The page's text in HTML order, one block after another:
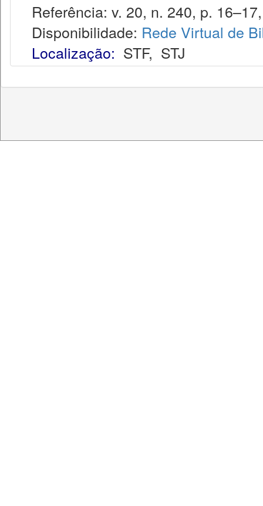
Referência: v. 20, n. 240, p.
Disponibilidade: Rede Virtual de
Localização: STF, STJ